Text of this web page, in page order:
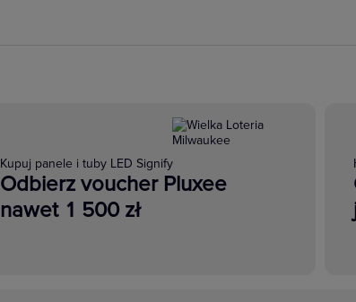
Kupuj panele i tuby LED Signify
Odbierz voucher Pluxee
nawet 1 500 zł